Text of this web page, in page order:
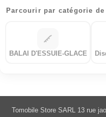
Parcourir par catégorie de
BALAI D'ESSUIE-GLACE
Tomobile Store SARL 13 rue